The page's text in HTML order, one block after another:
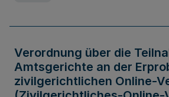
Verordnung über die
Amtsgerichte an der
zivilgerichtlichen Online-